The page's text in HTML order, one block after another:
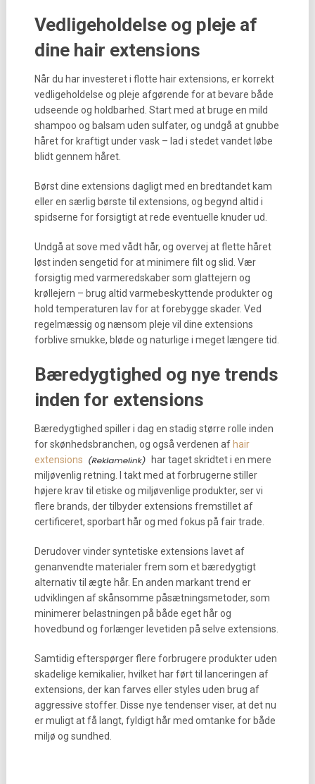
Vedligeholdelse og pleje af
dine hair extensions
Når du har investeret i flotte hair extensions, er korrekt
vedligeholdelse og pleje afgørende for at bevare både
udseende og holdbarhed. Start med at bruge en mild
shampoo og balsam uden sulfater, og undgå at gnubbe
håret for kraftigt under vask – lad i stedet vandet løbe
blidt gennem håret.
Børst dine extensions dagligt med en bredtandet kam
eller en særlig børste til extensions, og begynd altid i
spidserne for forsigtigt at rede eventuelle knuder ud.
Undgå at sove med vådt hår, og overvej at flette håret
løst inden sengetid for at minimere filt og slid. Vær
forsigtig med varmeredskaber som glattejern og
krøllejern – brug altid varmebeskyttende produkter og
hold temperaturen lav for at forebygge skader. Ved
regelmæssig og nænsom pleje vil dine extensions
forblive smukke, bløde og naturlige i meget længere tid.
Bæredygtighed og nye trends
inden for extensions
Bæredygtighed spiller i dag en stadig større rolle inden
for skønhedsbranchen, og også verdenen af hair
extensions
har taget skridtet i en mere
miljøvenlig retning. I takt med at forbrugerne stiller
højere krav til etiske og miljøvenlige produkter, ser vi
flere brands, der tilbyder extensions fremstillet af
certificeret, sporbart hår og med fokus på fair trade.
Derudover vinder syntetiske extensions lavet af
genanvendte materialer frem som et bæredygtigt
alternativ til ægte hår. En anden markant trend er
udviklingen af skånsomme påsætningsmetoder, som
minimerer belastningen på både eget hår og
hovedbund og forlænger levetiden på selve extensions.
Samtidig efterspørger flere forbrugere produkter uden
skadelige kemikalier, hvilket har ført til lanceringen af
extensions, der kan farves eller styles uden brug af
aggressive stoffer. Disse nye tendenser viser, at det nu
er muligt at få langt, fyldigt hår med omtanke for både
miljø og sundhed.